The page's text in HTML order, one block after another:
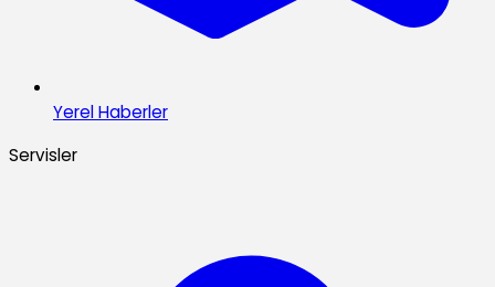
Yerel Haberler
Servisler